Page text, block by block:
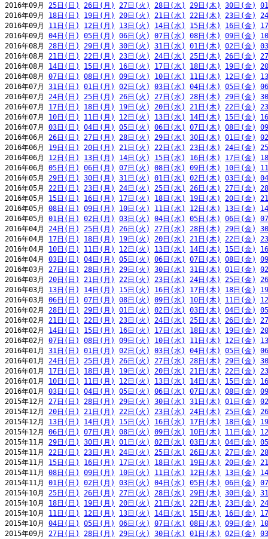
2016年09月 25日(日) 26日(月) 27日(火) 28日(水) 29日(木) 30日(金)
2016年09月 18日(日) 19日(月) 20日(火) 21日(水) 22日(木) 23日(金)
2016年09月 11日(日) 12日(月) 13日(火) 14日(水) 15日(木) 16日(金)
2016年09月 04日(日) 05日(月) 06日(火) 07日(水) 08日(木) 09日(金)
2016年08月 28日(日) 29日(月) 30日(火) 31日(水) 01日(木) 02日(金)
2016年08月 21日(日) 22日(月) 23日(火) 24日(水) 25日(木) 26日(金)
2016年08月 14日(日) 15日(月) 16日(火) 17日(水) 18日(木) 19日(金)
2016年08月 07日(日) 08日(月) 09日(火) 10日(水) 11日(木) 12日(金)
2016年07月 31日(日) 01日(月) 02日(火) 03日(水) 04日(木) 05日(金)
2016年07月 24日(日) 25日(月) 26日(火) 27日(水) 28日(木) 29日(金)
2016年07月 17日(日) 18日(月) 19日(火) 20日(水) 21日(木) 22日(金)
2016年07月 10日(日) 11日(月) 12日(火) 13日(水) 14日(木) 15日(金)
2016年07月 03日(日) 04日(月) 05日(火) 06日(水) 07日(木) 08日(金)
2016年06月 26日(日) 27日(月) 28日(火) 29日(水) 30日(木) 01日(金)
2016年06月 19日(日) 20日(月) 21日(火) 22日(水) 23日(木) 24日(金)
2016年06月 12日(日) 13日(月) 14日(火) 15日(水) 16日(木) 17日(金)
2016年06月 05日(日) 06日(月) 07日(火) 08日(水) 09日(木) 10日(金)
2016年05月 29日(日) 30日(月) 31日(火) 01日(水) 02日(木) 03日(金)
2016年05月 22日(日) 23日(月) 24日(火) 25日(水) 26日(木) 27日(金)
2016年05月 15日(日) 16日(月) 17日(火) 18日(水) 19日(木) 20日(金)
2016年05月 08日(日) 09日(月) 10日(火) 11日(水) 12日(木) 13日(金)
2016年05月 01日(日) 02日(月) 03日(火) 04日(水) 05日(木) 06日(金)
2016年04月 24日(日) 25日(月) 26日(火) 27日(水) 28日(木) 29日(金)
2016年04月 17日(日) 18日(月) 19日(火) 20日(水) 21日(木) 22日(金)
2016年04月 10日(日) 11日(月) 12日(火) 13日(水) 14日(木) 15日(金)
2016年04月 03日(日) 04日(月) 05日(火) 06日(水) 07日(木) 08日(金)
2016年03月 27日(日) 28日(月) 29日(火) 30日(水) 31日(木) 01日(金)
2016年03月 20日(日) 21日(月) 22日(火) 23日(水) 24日(木) 25日(金)
2016年03月 13日(日) 14日(月) 15日(火) 16日(水) 17日(木) 18日(金)
2016年03月 06日(日) 07日(月) 08日(火) 09日(水) 10日(木) 11日(金)
2016年02月 28日(日) 29日(月) 01日(火) 02日(水) 03日(木) 04日(金)
2016年02月 21日(日) 22日(月) 23日(火) 24日(水) 25日(木) 26日(金)
2016年02月 14日(日) 15日(月) 16日(火) 17日(水) 18日(木) 19日(金)
2016年02月 07日(日) 08日(月) 09日(火) 10日(水) 11日(木) 12日(金)
2016年01月 31日(日) 01日(月) 02日(火) 03日(水) 04日(木) 05日(金)
2016年01月 24日(日) 25日(月) 26日(火) 27日(水) 28日(木) 29日(金)
2016年01月 17日(日) 18日(月) 19日(火) 20日(水) 21日(木) 22日(金)
2016年01月 10日(日) 11日(月) 12日(火) 13日(水) 14日(木) 15日(金)
2016年01月 03日(日) 04日(月) 05日(火) 06日(水) 07日(木) 08日(金)
2015年12月 27日(日) 28日(月) 29日(火) 30日(水) 31日(木) 01日(金)
2015年12月 20日(日) 21日(月) 22日(火) 23日(水) 24日(木) 25日(金)
2015年12月 13日(日) 14日(月) 15日(火) 16日(水) 17日(木) 18日(金)
2015年12月 06日(日) 07日(月) 08日(火) 09日(水) 10日(木) 11日(金)
2015年11月 29日(日) 30日(月) 01日(火) 02日(水) 03日(木) 04日(金)
2015年11月 22日(日) 23日(月) 24日(火) 25日(水) 26日(木) 27日(金)
2015年11月 15日(日) 16日(月) 17日(火) 18日(水) 19日(木) 20日(金)
2015年11月 08日(日) 09日(月) 10日(火) 11日(水) 12日(木) 13日(金)
2015年11月 01日(日) 02日(月) 03日(火) 04日(水) 05日(木) 06日(金)
2015年10月 25日(日) 26日(月) 27日(火) 28日(水) 29日(木) 30日(金)
2015年10月 18日(日) 19日(月) 20日(火) 21日(水) 22日(木) 23日(金)
2015年10月 11日(日) 12日(月) 13日(火) 14日(水) 15日(木) 16日(金)
2015年10月 04日(日) 05日(月) 06日(火) 07日(水) 08日(木) 09日(金)
2015年09月 27日(日) 28日(月) 29日(火) 30日(水) 01日(木) 02日(金)